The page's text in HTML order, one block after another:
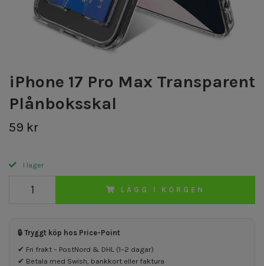
iPhone 17 Pro Max Transparent
Plånboksskal
59 kr
I lager
LÄGG I KORGEN
🔒 Tryggt köp hos Price-Point
✔ Fri frakt – PostNord & DHL (1–2 dagar)
✔ Betala med Swish, bankkort eller faktura